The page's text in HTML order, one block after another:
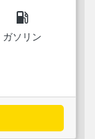
local_gas_station
ガソリン